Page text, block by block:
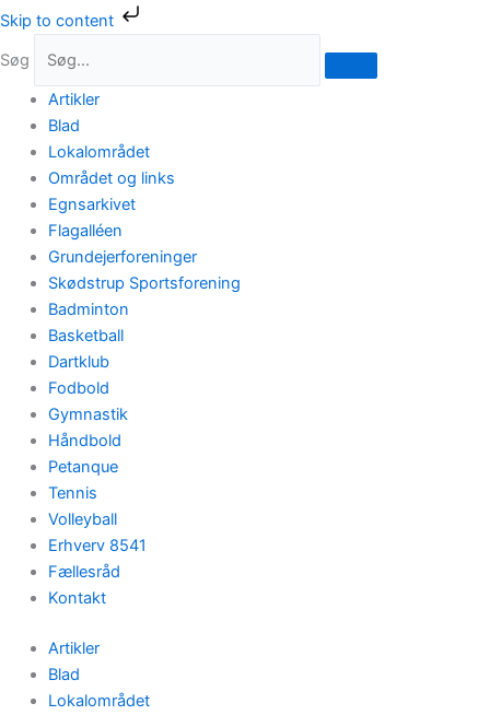
Skip to content
Gå
indholdet
Søg
Artikler
Blad
Lokalområdet
Området og links
Egnsarkivet
Flagalléen
Grundejerforeninger
Skødstrup Sportsforening
Badminton
Basketball
Dartklub
Fodbold
Gymnastik
Håndbold
Petanque
Tennis
Volleyball
Erhverv 8541
Fællesråd
Kontakt
Artikler
Blad
Lokalområdet